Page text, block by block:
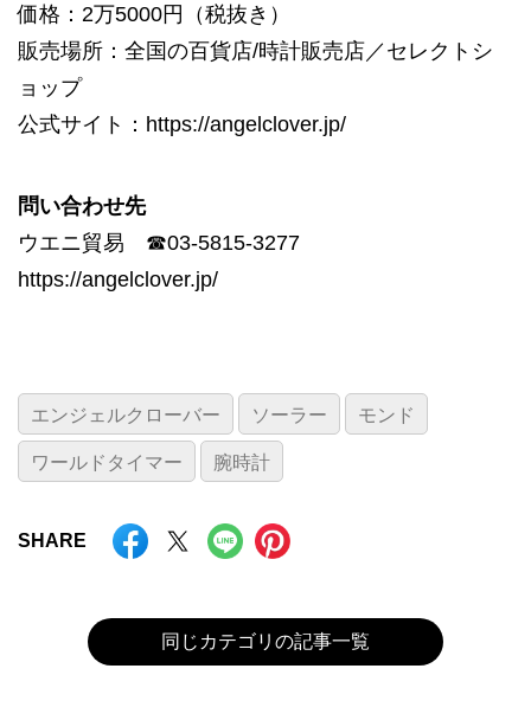
価格：2万5000円（税抜き）
販売場所：全国の百貨店/時計販売店／セレクトシ
ョップ
公式サイト：https://angelclover.jp/
問い合わせ先
ウエニ貿易 ☎︎03-5815-3277
https://angelclover.jp/
エンジェルクローバー ソーラー モンド
ワールドタイマー 腕時計
SHARE
同じカテゴリの記事一覧